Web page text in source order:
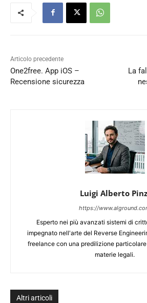
Articolo precedente
One2free. App iOS –
Recensione sicurezza
La
Luigi Alberto
https://
Esperto nei più avanzati sistemi di
impegnato nell'arte del Reverse
freelance con una predilizione
materie legali.
Altri articoli